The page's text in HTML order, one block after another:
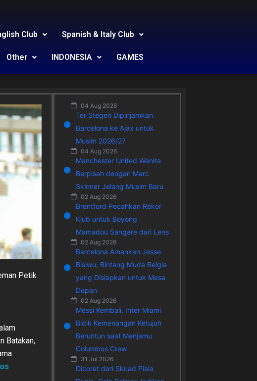
Club Spanish & Italy Club
Other INDONESIA GAMES
Petik
Batakan,
04 Aug 2026
Ter Stegen Dipinjamkan
Barcelona ke Ajax untuk
Musim 2026/27
04 Aug 2026
Manchester United Wanita
Berpisah dengan Marc
Skinner Jelang Musim Baru
02 Aug 2026
Brentford Pecahkan Rekor
Klub untuk Boyong
Mamadou Sangare dari Lens
02 Aug 2026
Barcelona Amankan Jesse
Bisiwu, Bintang Muda Belgia
yang Disiapkan untuk Masa
Depan
02 Aug 2026
Messi Kembali, Inter Miami
Bidik Kemenangan Ketujuh
Beruntun saat Menjamu
Columbus Crew
31 Jul 2026
Dicoret dari Skuad Piala